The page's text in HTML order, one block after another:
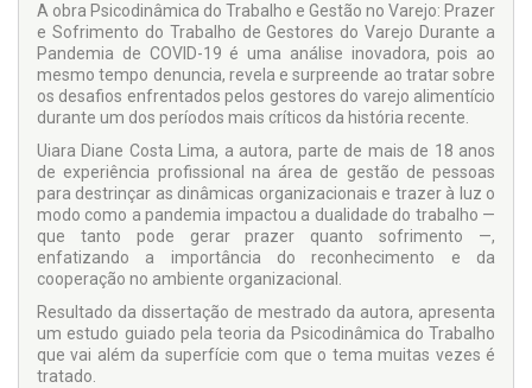
A obra Psicodinâmica do Trabalho e Gestão no Varejo: Prazer
e Sofrimento do Trabalho de Gestores do Varejo Durante a
Pandemia de COVID-19 é uma análise inovadora, pois ao
mesmo tempo denuncia, revela e surpreende ao tratar sobre
os desafios enfrentados pelos gestores do varejo alimentício
durante um dos períodos mais críticos da história recente.
Uiara Diane Costa Lima, a autora, parte de mais de 18 anos
de experiência profissional na área de gestão de pessoas
para destrinçar as dinâmicas organizacionais e trazer à luz o
modo como a pandemia impactou a dualidade do trabalho —
que tanto pode gerar prazer quanto sofrimento —,
enfatizando a importância do reconhecimento e da
cooperação no ambiente organizacional.
Resultado da dissertação de mestrado da autora, apresenta
um estudo guiado pela teoria da Psicodinâmica do Trabalho
que vai além da superfície com que o tema muitas vezes é
tratado.